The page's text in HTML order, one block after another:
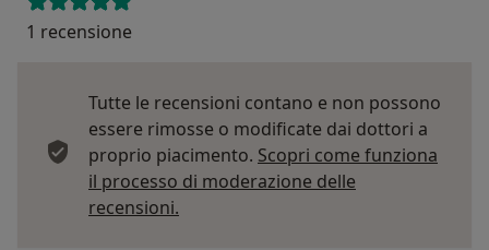
1 recensione
Tutte le recensioni contano e non possono
essere rimosse o modificate dai dottori a
proprio piacimento. Scopri come funziona
il processo di moderazione delle
recensioni.